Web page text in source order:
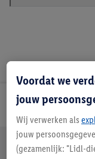
Jouw voordelen bij
Gratis retourneren
Voordat we
jouw
Wij verwerken als
jouw
(gezamenlijk: "Lidl-